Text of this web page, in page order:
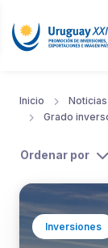
Inicio Noticias
Grado
Ordenar por
Inversiones